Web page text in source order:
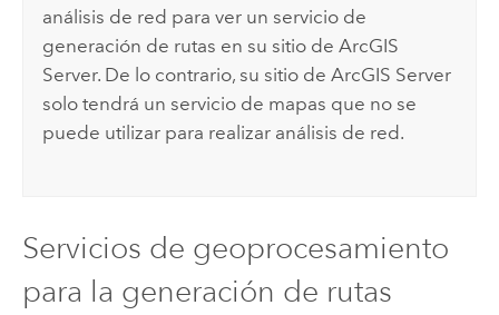
análisis de red para ver un servicio de
generación de rutas en su sitio deArcGIS
Server. De lo contrario, su sitio deArcGIS Server
solo tendrá un servicio de mapas que no se
puede utilizar para realizar análisis de red.
Servicios de geoprocesamiento
para la generación de rutas